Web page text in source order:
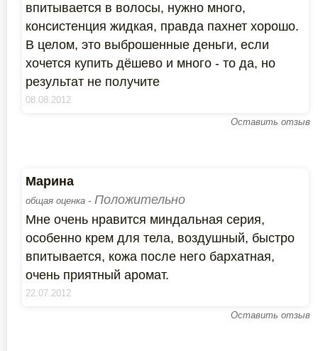
впитывается в волосы, нужно много,
консистенция жидкая, правда пахнет хорошо.
В целом, это выброшенные деньги, если
хочется купить дёшево и много - то да, но
результат не получите
08.08.2012
Оставить отзыв
Марина
общая оценка - Положительно
Мне очень нравится миндальная серия,
особенно крем для тела, воздушный, быстро
впитывается, кожа после него бархатная,
очень приятный аромат.
22.07.2012
Оставить отзыв